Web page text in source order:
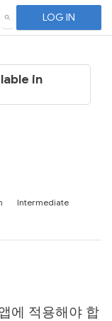
SEARCH LOG IN
in
Intermediate
에 적용해야 합